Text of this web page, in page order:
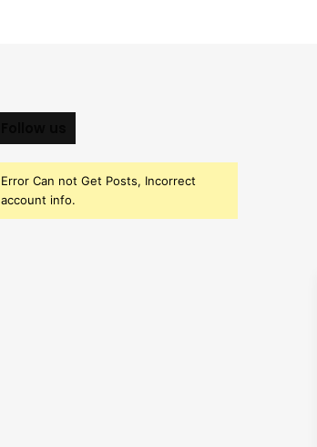
Error Can not Get Posts, Incorrect
account info.